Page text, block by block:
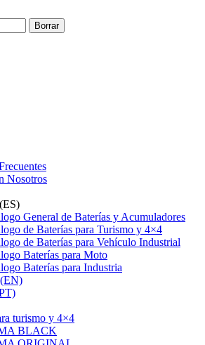
Borrar
Nosotros
General de Baterías y Acumuladores
de Baterías para Turismo y 4×4
de Baterías para Vehículo Industrial
Baterías para Moto
Baterías para Industria
turismo y 4×4
BLACK